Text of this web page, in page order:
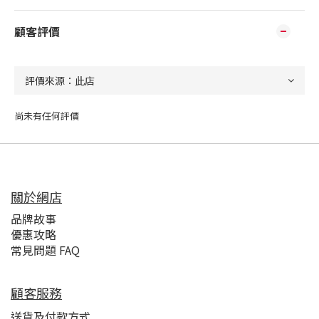
顧客評價
尚未有任何評價
關於網店
品牌故事
優惠攻略
常見問題 FAQ
顧客服務